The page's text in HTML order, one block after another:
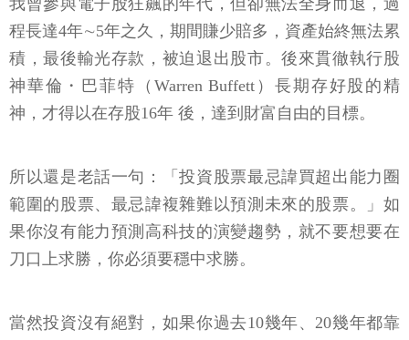
我曾參與電子股狂飆的年代，但卻無法全身而退，過
程長達4年∼5年之久，期間賺少賠多，資產始終無法累
積，最後輸光存款，被迫退出股市。後來貫徹執行股
神華倫・巴菲特（Warren Buffett）長期存好股的精
神，才得以在存股16年 後，達到財富自由的目標。
所以還是老話一句：「投資股票最忌諱買超出能力圈
範圍的股票、最忌諱複雜難以預測未來的股票。」如
果你沒有能力預測高科技的演變趨勢，就不要想要在
刀口上求勝，你必須要穩中求勝。
當然投資沒有絕對，如果你過去10幾年、20幾年都靠